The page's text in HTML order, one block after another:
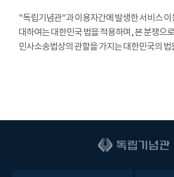
"독립기념관"과 이용자간에 발생한 서비스 이
대하여는 대한민국 법을 적용하며, 본 분쟁으
민사소송법상의 관할을 가지는 대한민국의 법